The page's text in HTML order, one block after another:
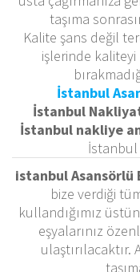
taşıma
Kalite şans değil
işlerinde kaliteyi
İstanbul
İstanbul
İstanbul nakliye
İstanbul
istanbul Asansörlü
bize verdiği
kullandığımız
eşyalarınız
ulaştırılacaktır.